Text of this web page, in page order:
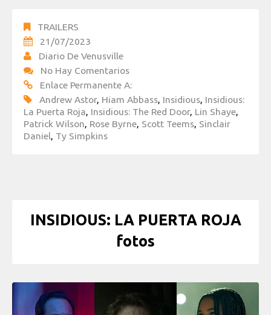
TRAILERS
21/07/2023
Diario De Venusville
No Hay Comentarios
Enlace Permanente A:
Andrew Astor, Hiam Abbass, Insidious, Insidious:
La Puerta Roja, Insidious: The Red Door, Lin Shaye,
Patrick Wilson, Rose Byrne, Scott Teems, Sinclair
Daniel, Ty Simpkins
INSIDIOUS: LA PUERTA ROJA
fotos